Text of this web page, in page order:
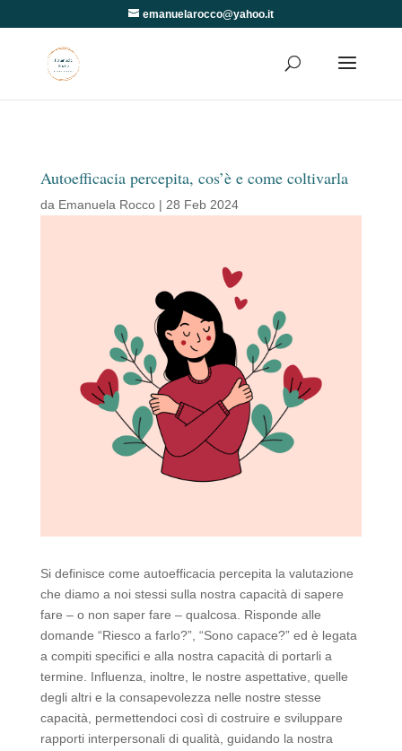
emanuelarocco@yahoo.it
Autoefficacia percepita, cos’è e come coltivarla
da Emanuela Rocco| 28 Feb 2024
Si definisce come autoefficacia percepita la valutazione
che diamo a noi stessi sulla nostra capacità di sapere
fare – o non saper fare – qualcosa. Risponde alle
domande “Riesco a farlo?”, “Sono capace?” ed è legata
a compiti specifici e alla nostra capacità di portarli a
termine. Influenza, inoltre, le nostre aspettative, quelle
degli altri e la consapevolezza nelle nostre stesse
capacità, permettendoci così di costruire e sviluppare
rapporti interpersonali di qualità, guidando la nostra